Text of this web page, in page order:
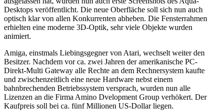
Desktops veröffentlicht. Die neue Oberfläche soll sich nun auch
optisch klar von allen Konkurrenten abheben. Die Fensterrahmen
erhielten eine moderne 3D-Optik, sehr viele Objekte wurden
animiert.
Amiga, einstmals Liebingsgegner von Atari, wechselt weiter den
Besitzer. Nachdem vor ca. zwei Jahren der amerikanische PC-
Direkt-Multi Gateway alle Rechte an dem Rechnersystem kaufte
und zwischenzeitlich eine neue Hardware nebst einem
bahnbrechenden Betriebssystem versprach, wurden nun alle
Lizenzen an die Firma Amino Dvelopment Group verhökert. Der
Kaufpreis soll bei ca. fünf Millionen US-Dollar liegen.